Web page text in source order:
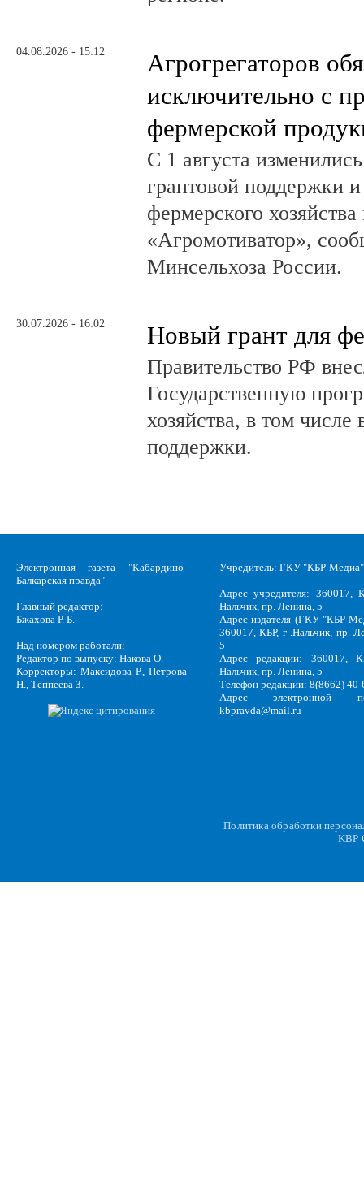
04.08.2026 - 15:12
Агрогрегаторов
исключительно с
фермерской
С 1 августа
грантовой поддержки
фермерского хозяйства
«Агромотиватор»,
Минсельхоза России.
30.07.2026 - 16:02 Новый грант для
Правительство РФ
Государственную
хозяйства, в том числе
поддержки.
Электронная газета "Кабардино-
Балкарская правда"
Главный редактор:
Бжахова Р. Б.
Над номером работали:
Редактор по выпуску: Накова О.
Корректоры: Максидова Р., Петрова
Н., Теппеева З.
Учредитель: ГКУ "КБР-Медиа"
Адрес учредителя: 360017,
Нальчик, пр. Ленина, 5
Адрес издателя (ГКУ "КБР-
360017, КБР, г .Нальчик, пр.
5
Адрес редакции: 360017,
Нальчик, пр. Ленина, 5
Телефон редакции: 8(8662)
Адрес электронной
kbpravda@mail.ru
Политика обработки
KBP